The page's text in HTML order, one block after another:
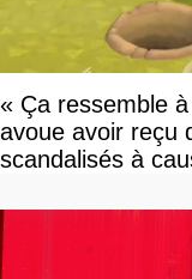
« Ça ressemble
avoue avoir reçu
scandalisés à